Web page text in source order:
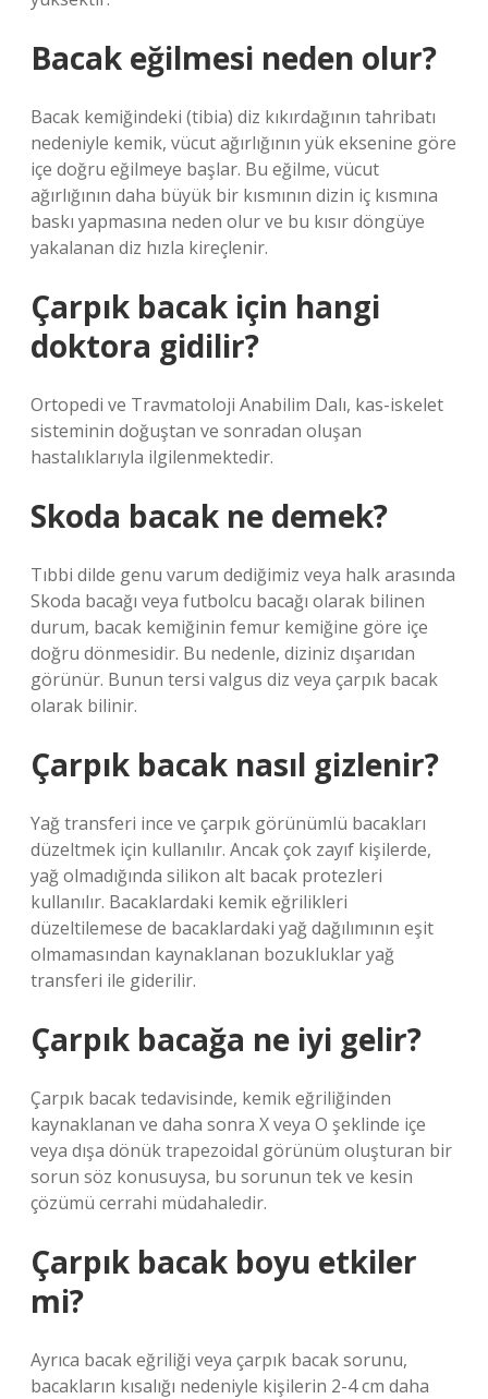
Bacak eğilmesi neden olur?
Bacak kemiğindeki (tibia) diz kıkırdağının tahribatı
nedeniyle kemik, vücut ağırlığının yük eksenine göre
içe doğru eğilmeye başlar. Bu eğilme, vücut
ağırlığının daha büyük bir kısmının dizin iç kısmına
baskı yapmasına neden olur ve bu kısır döngüye
yakalanan diz hızla kireçlenir.
Çarpık bacak için hangi
doktora gidilir?
Ortopedi ve Travmatoloji Anabilim Dalı, kas-iskelet
sisteminin doğuştan ve sonradan oluşan
hastalıklarıyla ilgilenmektedir.
Skoda bacak ne demek?
Tıbbi dilde genu varum dediğimiz veya halk arasında
Skoda bacağı veya futbolcu bacağı olarak bilinen
durum, bacak kemiğinin femur kemiğine göre içe
doğru dönmesidir. Bu nedenle, diziniz dışarıdan
görünür. Bunun tersi valgus diz veya çarpık bacak
olarak bilinir.
Çarpık bacak nasıl gizlenir?
Yağ transferi ince ve çarpık görünümlü bacakları
düzeltmek için kullanılır. Ancak çok zayıf kişilerde,
yağ olmadığında silikon alt bacak protezleri
kullanılır. Bacaklardaki kemik eğrilikleri
düzeltilemese de bacaklardaki yağ dağılımının eşit
olmamasından kaynaklanan bozukluklar yağ
transferi ile giderilir.
Çarpık bacağa ne iyi gelir?
Çarpık bacak tedavisinde, kemik eğriliğinden
kaynaklanan ve daha sonra X veya O şeklinde içe
veya dışa dönük trapezoidal görünüm oluşturan bir
sorun söz konusuysa, bu sorunun tek ve kesin
çözümü cerrahi müdahaledir.
Çarpık bacak boyu etkiler
mi?
Ayrıca bacak eğriliği veya çarpık bacak sorunu,
bacakların kısalığı nedeniyle kişilerin 2-4 cm daha